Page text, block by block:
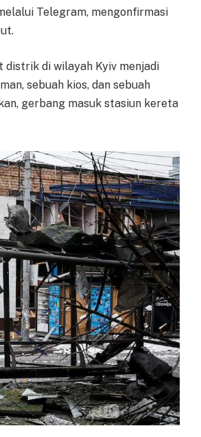
Telegram, mengonfirmasi
distrik di wilayah Kyiv menjadi
sebuah kios, dan sebuah
gerbang masuk stasiun kereta